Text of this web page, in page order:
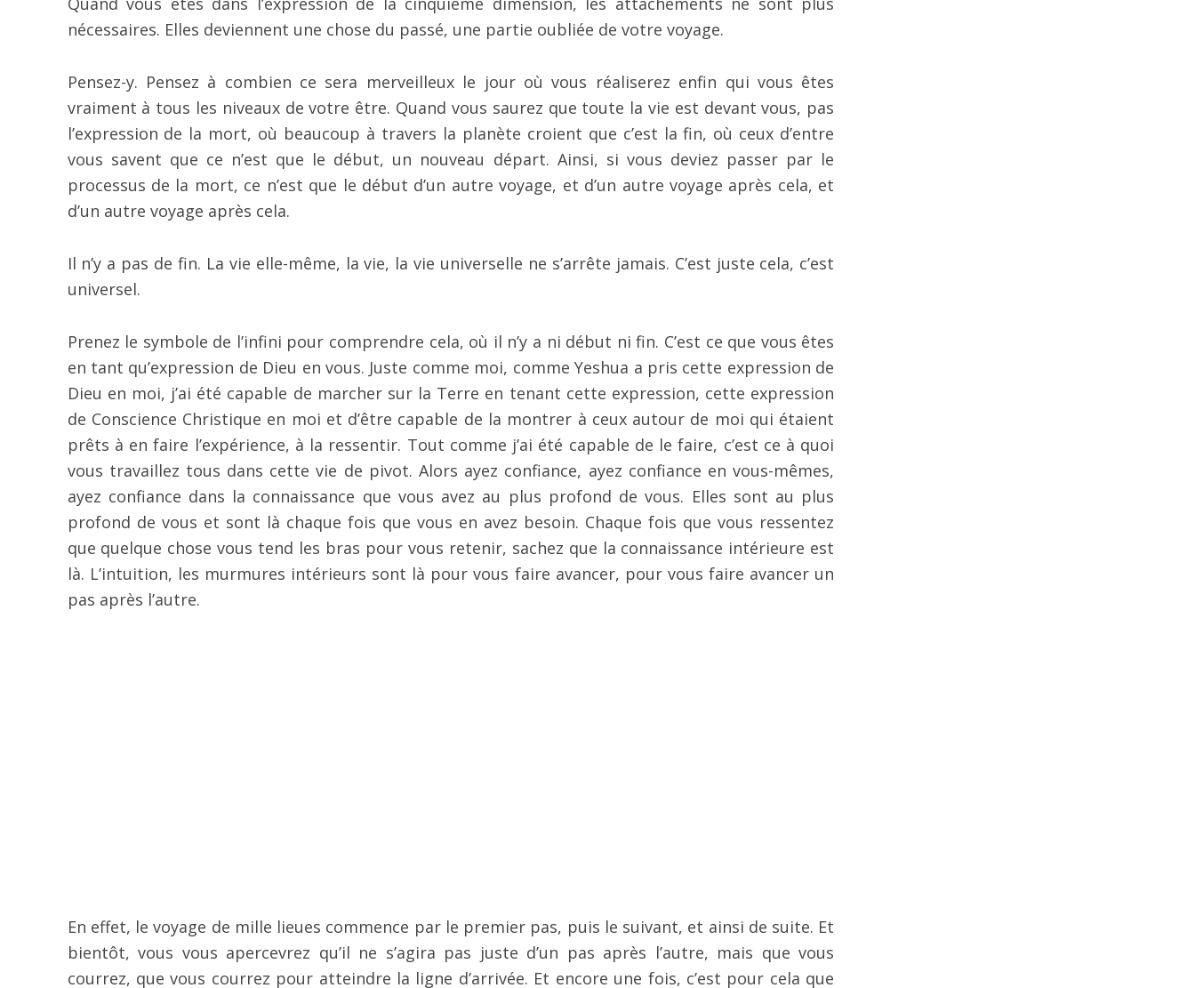
nécessaires. Elles deviennent une chose du passé, une partie oubliée de votre voyage.
Pensez-y. Pensez à combien ce sera merveilleux le jour où vous réaliserez enfin qui vous êtes
vraiment à tous les niveaux de votre être. Quand vous saurez que toute la vie est devant vous, pas
l’expression de la mort, où beaucoup à travers la planète croient que c’est la fin, où ceux d’entre
vous savent que ce n’est que le début, un nouveau départ. Ainsi, si vous deviez passer par le
processus de la mort, ce n’est que le début d’un autre voyage, et d’un autre voyage après cela, et
d’un autre voyage après cela.
Il n’y a pas de fin. La vie elle-même, la vie, la vie universelle ne s’arrête jamais. C’est juste cela, c’est
universel.
Prenez le symbole de l’infini pour comprendre cela, où il n’y a ni début ni fin. C’est ce que vous êtes
en tant qu’expression de Dieu en vous. Juste comme moi, comme Yeshua a pris cette expression de
Dieu en moi, j’ai été capable de marcher sur la Terre en tenant cette expression, cette expression
de Conscience Christique en moi et d’être capable de la montrer à ceux autour de moi qui étaient
prêts à en faire l’expérience, à la ressentir. Tout comme j’ai été capable de le faire, c’est ce à quoi
vous travaillez tous dans cette vie de pivot. Alors ayez confiance, ayez confiance en vous-mêmes,
ayez confiance dans la connaissance que vous avez au plus profond de vous. Elles sont au plus
profond de vous et sont là chaque fois que vous en avez besoin. Chaque fois que vous ressentez
que quelque chose vous tend les bras pour vous retenir, sachez que la connaissance intérieure est
là. L’intuition, les murmures intérieurs sont là pour vous faire avancer, pour vous faire avancer un
pas après l’autre.
En effet, le voyage de mille lieues commence par le premier pas, puis le suivant, et ainsi de suite. Et
bientôt, vous vous apercevrez qu’il ne s’agira pas juste d’un pas après l’autre, mais que vous
courrez, que vous courrez pour atteindre la ligne d’arrivée. Et encore une fois, c’est pour cela que